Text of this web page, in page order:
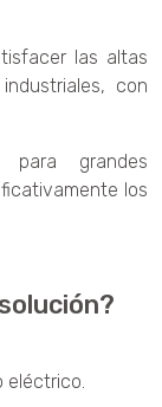
las altas
con
para grandes
los
eléctrico.